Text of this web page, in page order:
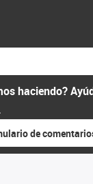
haciendo?
de